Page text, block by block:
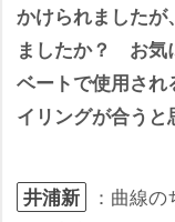
かけられましたが
ましたか？ お気
ベートで使用され
イリングが合うと
井浦新
：曲線